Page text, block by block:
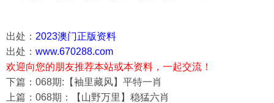
出处： 2023澳门正版资料
出处： www.670288.com
欢迎向您的朋友推荐本站或本资料，一起交流！
下篇：068期:【袖里藏风】平特一肖
上篇：068期：【山野万里】稳猛六肖